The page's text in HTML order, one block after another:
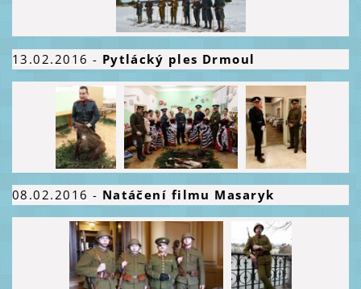
13.02.2016 - Pytlácký ples Drmoul
08.02.2016 - Natáčení filmu Masaryk